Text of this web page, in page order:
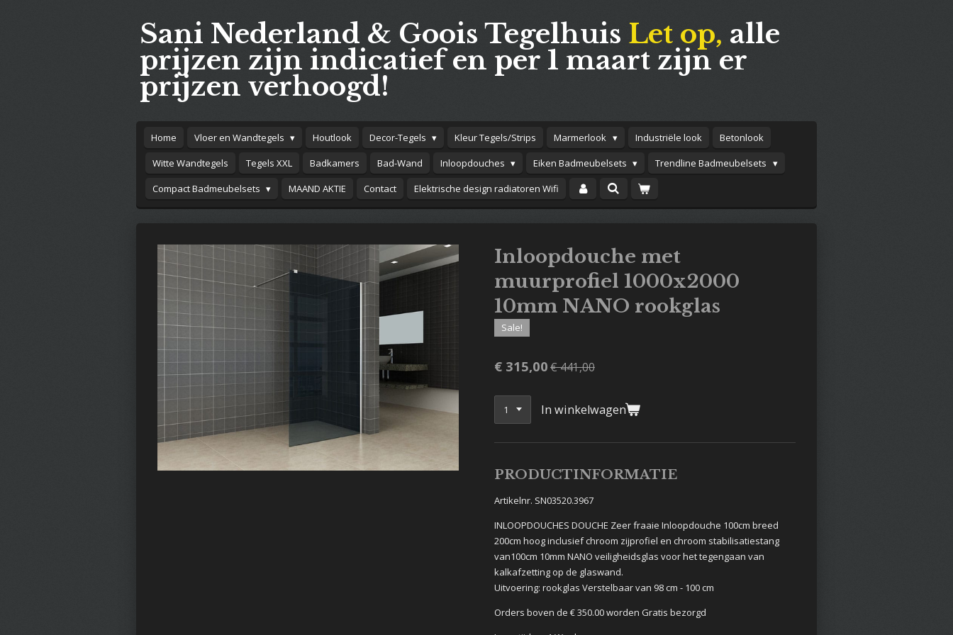
Sani Nederland & Goois Tegelhuis Let op, alle
prijzen zijn indicatief en per 1 maart zijn er
prijzen verhoogd!
Home Vloer en Wandtegels Houtlook Decor-Tegels Kleur Tegels/Strips Marmerlook Industriële look
Betonlook
Witte Wandtegels
Tegels XXL Badkamers Bad-Wand Inloopdouches Eiken Badmeubelsets
Trendline Badmeubelsets
Compact Badmeubelsets
MAAND AKTIE Contact Elektrische design radiatoren Wifi
Inloopdouche met
muurprofiel 1000x2000
10mm NANO rookglas
Sale!
€ 315,00€ 441,00
In winkelwagen
PRODUCTINFORMATIE
Artikelnr. SN03520.3967
INLOOPDOUCHES DOUCHE Zeer fraaie Inloopdouche 100cm breed
200cm hoog inclusief chroom zijprofiel en chroom stabilisatiestang
van100cm 10mm NANO veiligheidsglas voor het tegengaan van
kalkafzetting op de glaswand.
Uitvoering: rookglas Verstelbaar van 98 cm - 100 cm
Orders boven de € 350.00 worden Gratis bezorgd